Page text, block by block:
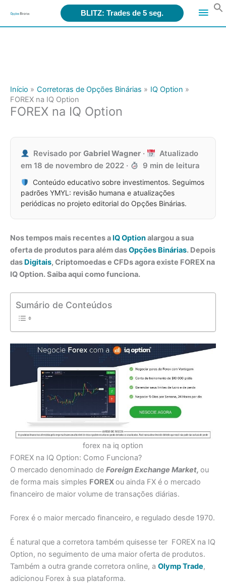
for: BLITZ: Trades de 5 seg.
Início Corretoras de Opções Binárias
IQ Option
FOREX na IQ Option
FOREX na IQ Option
Revisado porGabriel Wagner ·
Atualizado
em 18 de novembro de 2022 · 9 min de leitura
Conteúdo educativo sobre investimentos. Seguimos
padrões YMYL: revisão humana e atualizações
periódicas no projeto editorial do Opções Binárias.
Nos tempos mais recentes a IQ Optionalargou a sua
oferta de produtos para além dasOpções Binárias. Depois
das Digitais, Criptomoedas e CFDs agora existe FOREX na
IQ Option. Saiba aqui como funciona.
Sumário de Conteúdos
forex na iq option
FOREX na IQ Option: Como Funciona?
O mercado denominado de Foreign Exchange Market, ou
de forma mais simples FOREXou ainda FX é o mercado
financeiro de maior volume de transações diárias.
Forex é o maior mercado financeiro, e regulado desde 1970.
É natural que a corretora também quisesse ter FOREX na IQ
Option, no seguimento de uma maior oferta de produtos.
Também a outra grande corretora online, a Olymp Trade,
adicionou Forex à sua plataforma.